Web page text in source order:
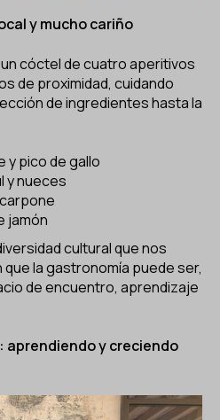
y mucho cariño
cóctel de cuatro aperitivos
de proximidad, cuidando
de ingredientes hasta la
y pico de gallo
y nueces
jamón
cultural que nos
la gastronomía puede ser,
de encuentro, aprendizaje
aprendiendo y creciendo